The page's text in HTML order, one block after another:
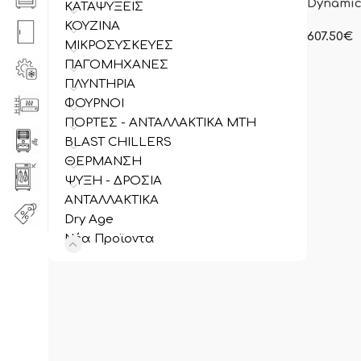
ΚΑΤΑΨΥΞΕΙΣ
ΚΟΥΖΙΝΑ
ΜΙΚΡΟΣΥΣΚΕΥΕΣ
ΠΑΓΟΜΗΧΑΝΕΣ
ΠΛΥΝΤΗΡΙΑ
ΦΟΥΡΝΟΙ
ΠΟΡΤΕΣ - ΑΝΤΑΛΛΑΚΤΙΚΑ MTH
BLAST CHILLERS
ΘΕΡΜΑΝΣΗ
ΨΥΞΗ - ΔΡΟΣΙΑ
ΑΝΤΑΛΛΑΚΤΙΚΑ
Dry Age
Νέα Προϊοντα
607.50€